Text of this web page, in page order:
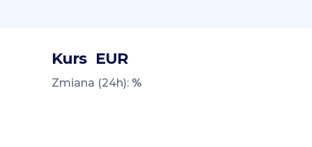
Kurs EUR
Zmiana (24h): %